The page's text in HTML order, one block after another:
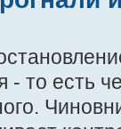
то есть